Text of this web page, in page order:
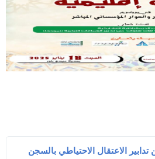
الاعتقال الاحتياطي بالسجن